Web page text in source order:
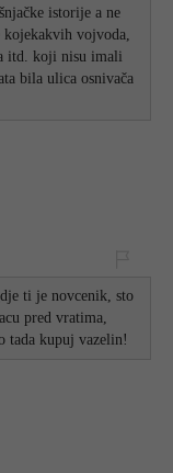
istorije a ne
vojvoda,
itd. koji nisu imali
bila ulica osnivača
ti je novcenik, sto
pred vratima,
tada kupuj vazelin!